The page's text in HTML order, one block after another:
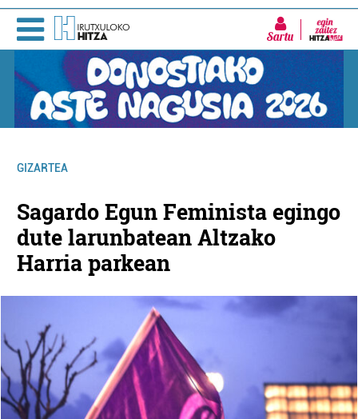
Sartu
GIZARTEA
Sagardo Egun Feminista egingo
dute larunbatean Altzako
Harria parkean